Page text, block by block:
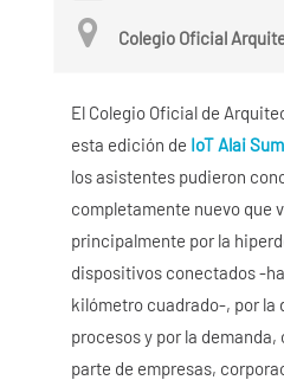
Colegio Oficial
El Colegio Oficial de
esta edición de IoT Alai
los asistentes pudieron
completamente nuevo que
principalmente por la
dispositivos conectados -
kilómetro cuadrado-, por la
procesos y por la demanda,
parte de empresas,